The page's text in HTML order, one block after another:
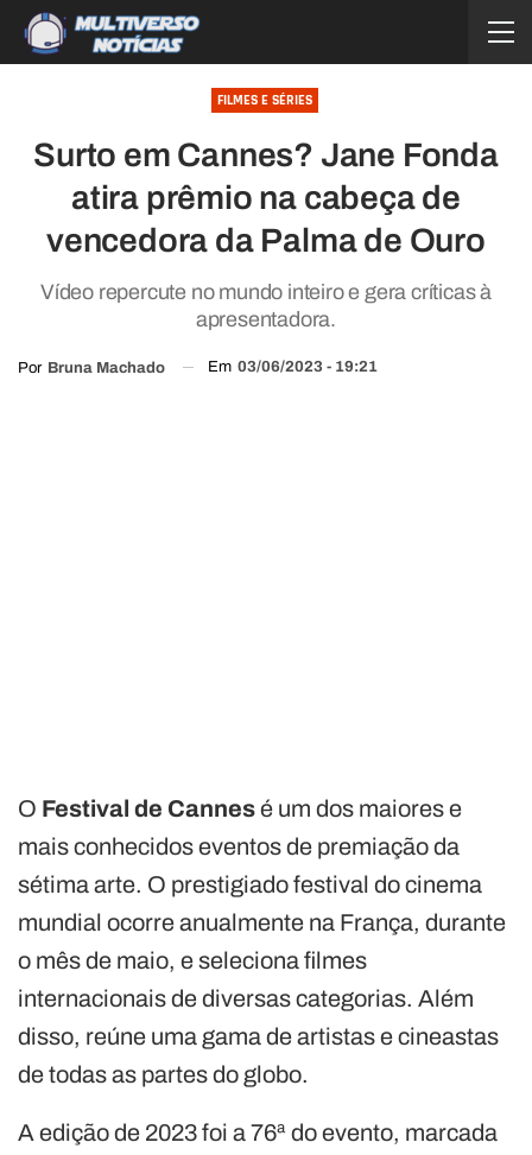
FILMES E SÉRIES
Surto em Cannes? Jane Fonda
atira prêmio na cabeça de
vencedora da Palma de Ouro
Vídeo repercute no mundo inteiro e gera críticas à
apresentadora.
Por Bruna Machado Em 03/06/2023 - 19:21
O Festival de Cannesé um dos maiores e
mais conhecidos eventos de premiação da
sétima arte. O prestigiado festival do cinema
mundial ocorre anualmente na França, durante
o mês de maio, e seleciona filmes
internacionais de diversas categorias. Além
disso, reúne uma gama de artistas e cineastas
de todas as partes do globo.
A edição de 2023 foi a 76ª do evento, marcada